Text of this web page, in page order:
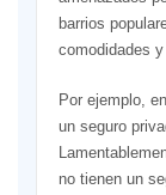
barrios
comodidades
Por ejemplo,
un seguro
no tienen un